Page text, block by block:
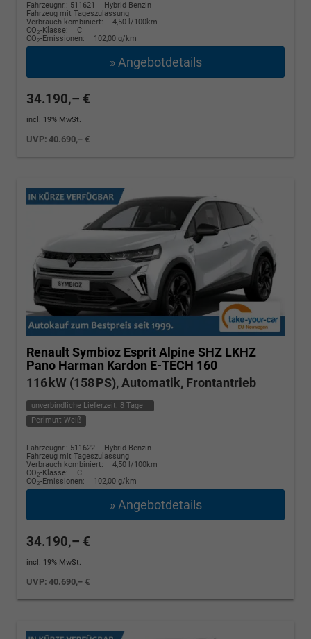
Fahrzeugnr.: 511621
Hybrid Benzin
Fahrzeug mit Tageszulassung
Verbrauch kombiniert:
4,50 l/100km
CO2-Klasse:
C
CO2-Emissionen: 102,00 g/km
» Angebotdetails
34.190,– €
incl. 19% MwSt.
UVP:40.690,– €
Renault Symbioz Esprit Alpine SHZ LKHZ
Pano Harman Kardon E-TECH 160
116 kW (158 PS), Automatik, Frontantrieb
unverbindliche Lieferzeit: 8 Tage
Perlmutt-Weiß
Fahrzeugnr.: 511622
Hybrid Benzin
Fahrzeug mit Tageszulassung
Verbrauch kombiniert:
4,50 l/100km
CO2-Klasse:
C
CO2-Emissionen: 102,00 g/km
» Angebotdetails
34.190,– €
incl. 19% MwSt.
UVP:40.690,– €